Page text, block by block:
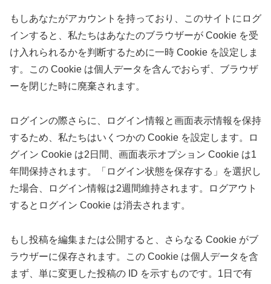
もしあなたがアカウントを持っており、このサイトにログ
インすると、私たちはあなたのブラウザーが Cookie を受
け入れられるかを判断するために一時 Cookie を設定しま
す。この Cookie は個人データを含んでおらず、ブラウザ
ーを閉じた時に廃棄されます。
ログインの際さらに、ログイン情報と画面表示情報を保持
するため、私たちはいくつかの Cookie を設定します。ロ
グイン Cookie は2日間、画面表示オプション Cookie は1
年間保持されます。「ログイン状態を保存する」を選択し
た場合、ログイン情報は2週間維持されます。ログアウト
するとログイン Cookie は消去されます。
もし投稿を編集または公開すると、さらなる Cookie がブ
ラウザーに保存されます。この Cookie は個人データを含
まず、単に変更した投稿の ID を示すものです。1日で有